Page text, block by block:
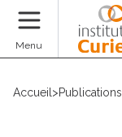
Menu
Accueil >Publications